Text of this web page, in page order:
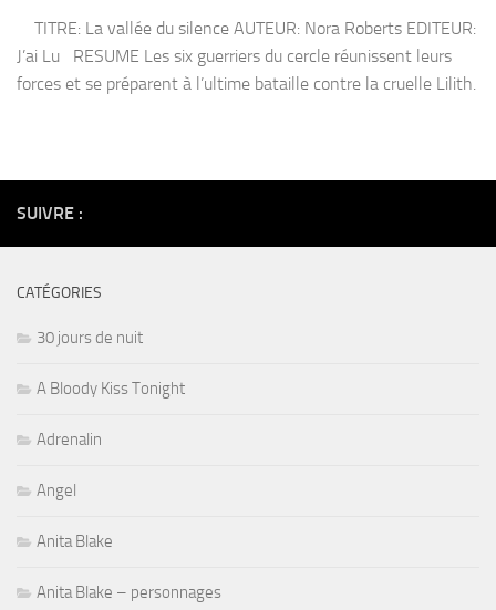
TITRE: La vallée du silence AUTEUR: Nora Roberts EDITEUR:
J’ai Lu RESUME Les six guerriers du cercle réunissent leurs
forces et se préparent à l’ultime bataille contre la cruelle Lilith.
SUIVRE :
CATÉGORIES
30 jours de nuit
A Bloody Kiss Tonight
Adrenalin
Angel
Anita Blake
Anita Blake – personnages